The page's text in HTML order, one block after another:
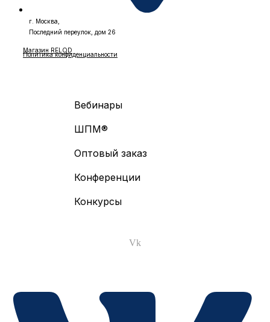
г. Москва,
Последний переулок, дом 26
Магазин RELOD
Политика конфиденциальности
Вебинары
ШПМ®
Оптовый заказ
Конференции
Конкурсы
Vk